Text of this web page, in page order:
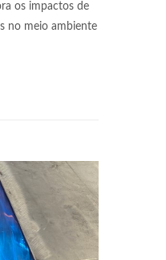
os impactos de
no meio ambiente